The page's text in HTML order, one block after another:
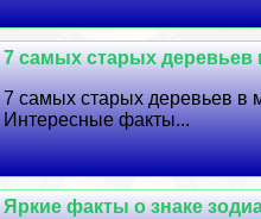
7 самых старых деревьев
7 самых старых деревьев в
Интересные факты...
Яркие факты о знаке